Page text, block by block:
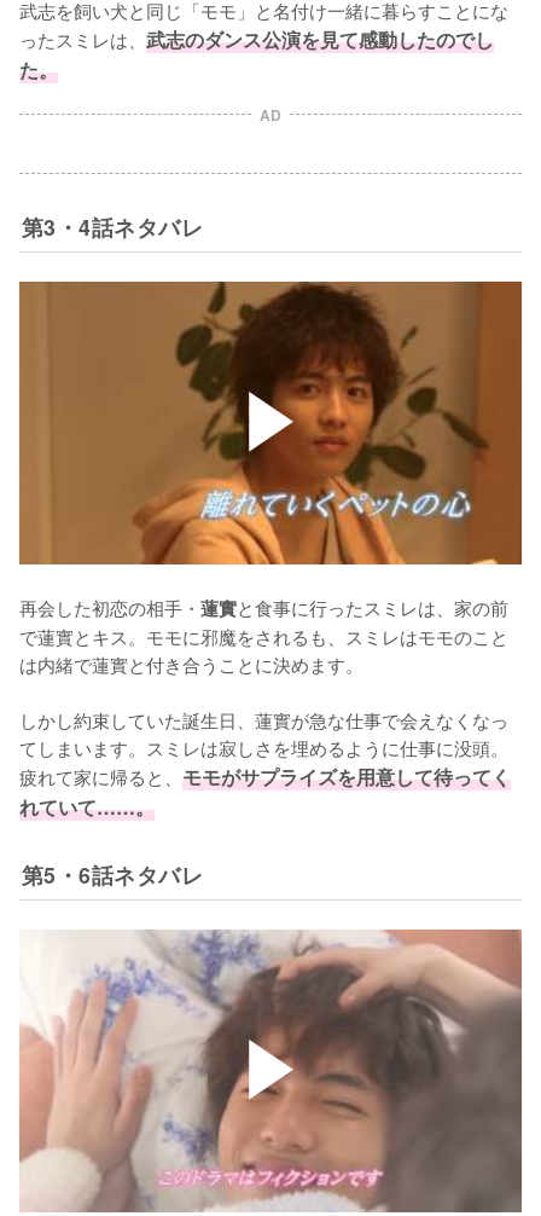
武志を飼い犬と同じ「モモ」と名付け一緒に暮らすことにな
ったスミレは、 武志のダンス公演を見て感動したのでし
た。
AD
第3・4話ネタバレ
再会した初恋の相手・ 蓮實と食事に行ったスミレは、家の前
で蓮實とキス。モモに邪魔をされるも、スミレはモモのこと
は内緒で蓮實と付き合うことに決めます。
しかし約束していた誕生日、蓮實が急な仕事で会えなくなっ
てしまいます。スミレは寂しさを埋めるように仕事に没頭。
疲れて家に帰ると、 モモがサプライズを用意して待ってく
れていて……。
第5・6話ネタバレ